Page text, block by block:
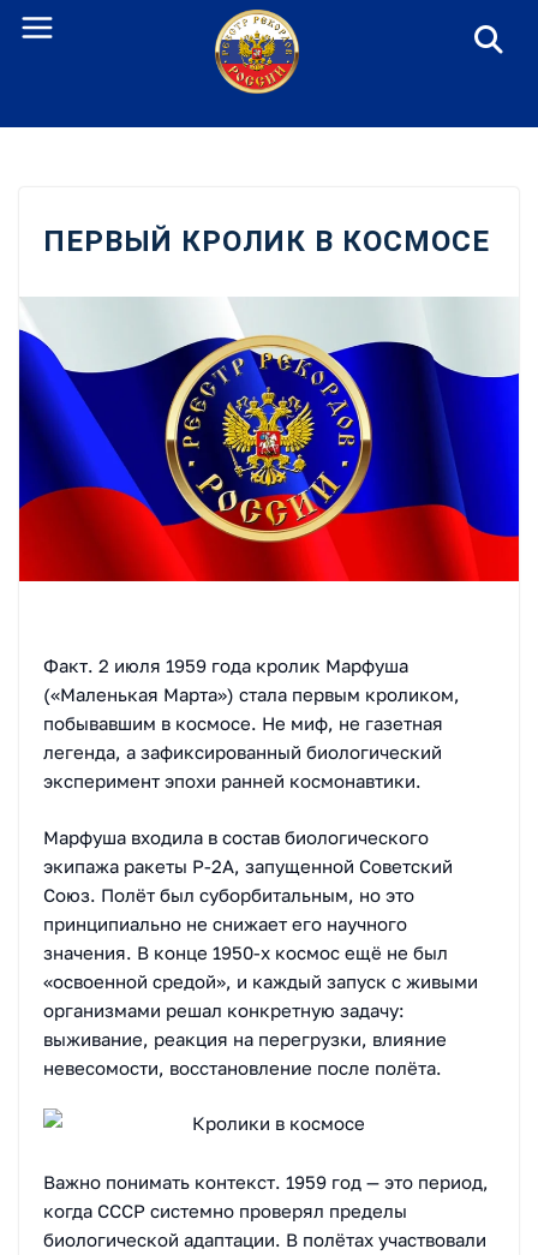
Перейти
ПЕРВЫЙ КРОЛИК В КОСМОСЕ
Факт. 2 июля 1959 года кролик Марфуша
(«Маленькая Марта») стала первым кроликом,
побывавшим в космосе. Не миф, не газетная
легенда, а зафиксированный биологический
эксперимент эпохи ранней космонавтики.
Марфуша входила в состав биологического
экипажа ракеты Р-2А, запущенной Советский
Союз. Полёт был суборбитальным, но это
принципиально не снижает его научного
значения. В конце 1950-х космос ещё не был
«освоенной средой», и каждый запуск с живыми
организмами решал конкретную задачу:
выживание, реакция на перегрузки, влияние
невесомости, восстановление после полёта.
Важно понимать контекст. 1959 год — это период,
когда СССР системно проверял пределы
биологической адаптации. В полётах участвовали